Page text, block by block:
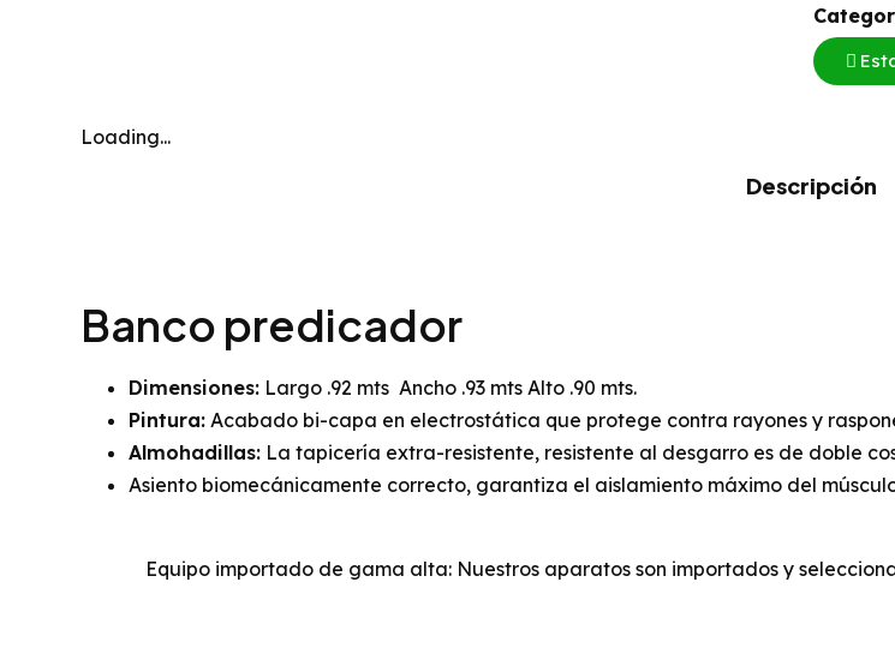
Loading...
Descripción
Banco predicador
Dimensiones: Largo .92 mts Ancho .93 mts Alto .90 mts.
Pintura: Acabado bi-capa en electrostática que protege contra rayones y
Almohadillas: La tapicería extra-resistente, resistente al desgarro es de doble
Asiento biomecánicamente correcto, garantiza el aislamiento máximo del
Equipo importado de gama alta: Nuestros aparatos son importados y